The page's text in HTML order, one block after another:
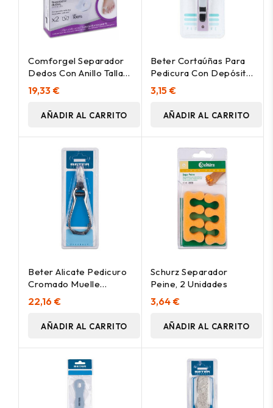
Comforgel Separador
Dedos Con Anillo Talla
L, 1 Par
19,33 €
AÑADIR AL CARRITO
Beter Cortaúñas Para
Pedicura Con Depósito,
1 Unidad
3,15 €
AÑADIR AL CARRITO
Beter Alicate Pedicuro
Cromado Muelle
Gusanillo, 1 Ud
22,16 €
AÑADIR AL CARRITO
Schurz Separador
Peine, 2 Unidades
3,64 €
AÑADIR AL CARRITO